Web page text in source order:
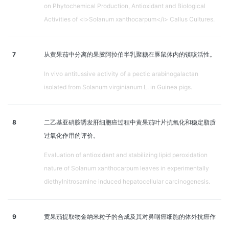
on Phytochemical Production, Antioxidant and Biological
Activities of <i>Solanum xanthocarpum</i> Callus Cultures.
7 从黄果茄中分离的果胶阿拉伯半乳聚糖在豚鼠体内的镇咳活性。
In vivo antitussive activity of a pectic arabinogalactan
isolated from Solanum virginianum L. in Guinea pigs.
8
二乙基亚硝胺诱发肝细胞癌过程中黄果茄叶片抗氧化和稳定脂质
过氧化作用的评价。
Evaluation of antioxidant and stabilizing lipid peroxidation
nature of Solanum xanthocarpum leaves in experimentally
diethylnitrosamine induced hepatocellular carcinogenesis.
9
黄果茄提取物金纳米粒子的合成及其对鼻咽癌细胞的体外抗癌作